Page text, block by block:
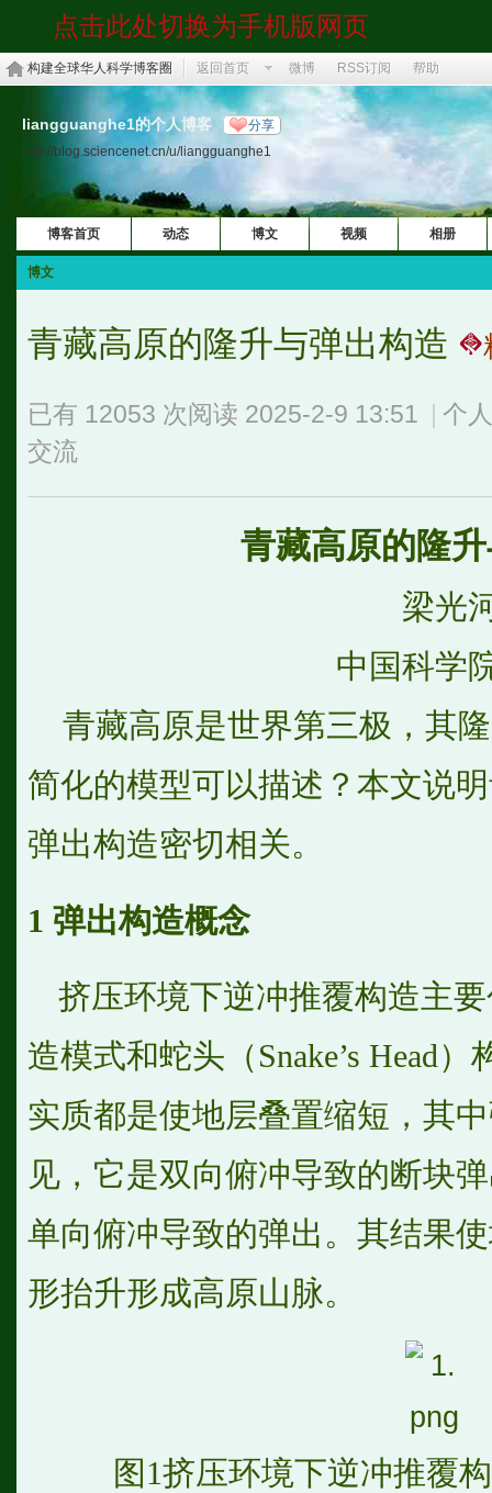
点击此处切换为手机版网页
构建全球华人科学博客圈 返回首页 微博 RSS订阅 帮助
liangguanghe1的个人博客 分享
http://blog.sciencenet.cn/u/liangguanghe1
博客首页 动态 博文 视频 相册
博文
青藏高原的隆升与弹出构造
已有 12053 次阅读 2025-2-9 13:51
个
交流
青藏高原的隆
梁光
中国科学
青藏高原是世界第三极，其
简化的模型可以描述？本文说
弹出构造密切相关。
1 弹出构造概念
挤压环境下逆冲推覆构造主
造模式和蛇头（Snake’s Head
实质都是使地层叠置缩短，其
见，它是双向俯冲导致的断块
单向俯冲导致的弹出。其结果
形抬升形成高原山脉。
图1挤压环境下逆冲推覆